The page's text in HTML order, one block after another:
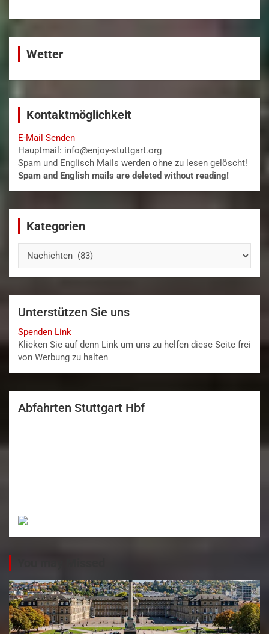
Wetter
Kontaktmöglichkeit
E-Mail Senden
Hauptmail: info@enjoy-stuttgart.org
Spam und Englisch Mails werden ohne zu lesen gelöscht!
Spam and English mails are deleted without reading!
Kategorien
Unterstützen Sie uns
Spenden Link
Klicken Sie auf denn Link um uns zu helfen diese Seite frei
von Werbung zu halten
Abfahrten Stuttgart Hbf